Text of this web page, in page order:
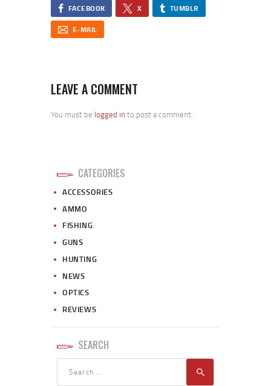
FACEBOOK X TUMBLR
E-MAIL
LEAVE A COMMENT
You must be logged in to post a comment.
CATEGORIES
ACCESSORIES
AMMO
FISHING
GUNS
HUNTING
NEWS
OPTICS
REVIEWS
SEARCH